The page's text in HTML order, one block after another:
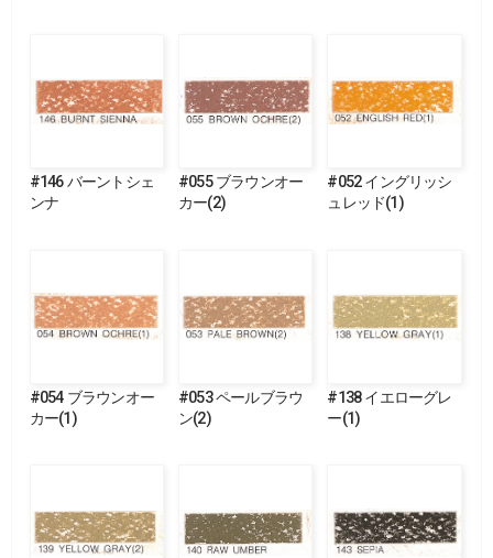
#146 バーントシェ
ンナ
#055 ブラウンオー
カー(2)
#052 イングリッシ
ュレッド(1)
#054 ブラウンオー
カー(1)
#053 ペールブラウ
ン(2)
#138 イエローグレ
ー(1)